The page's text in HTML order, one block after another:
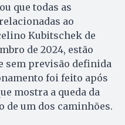
que todas as
ao
Kubitschek de
de 2024, estão
sem previsão definida
foi feito após
mostra a queda da
de um dos caminhões.